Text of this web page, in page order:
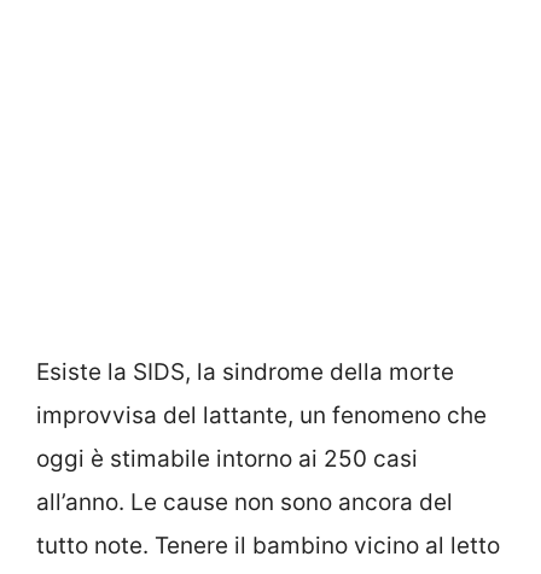
Esiste la SIDS, la sindrome della morte
improvvisa del lattante, un fenomeno che
oggi è stimabile intorno ai 250 casi
all’anno. Le cause non sono ancora del
tutto note. Tenere il bambino vicino al letto